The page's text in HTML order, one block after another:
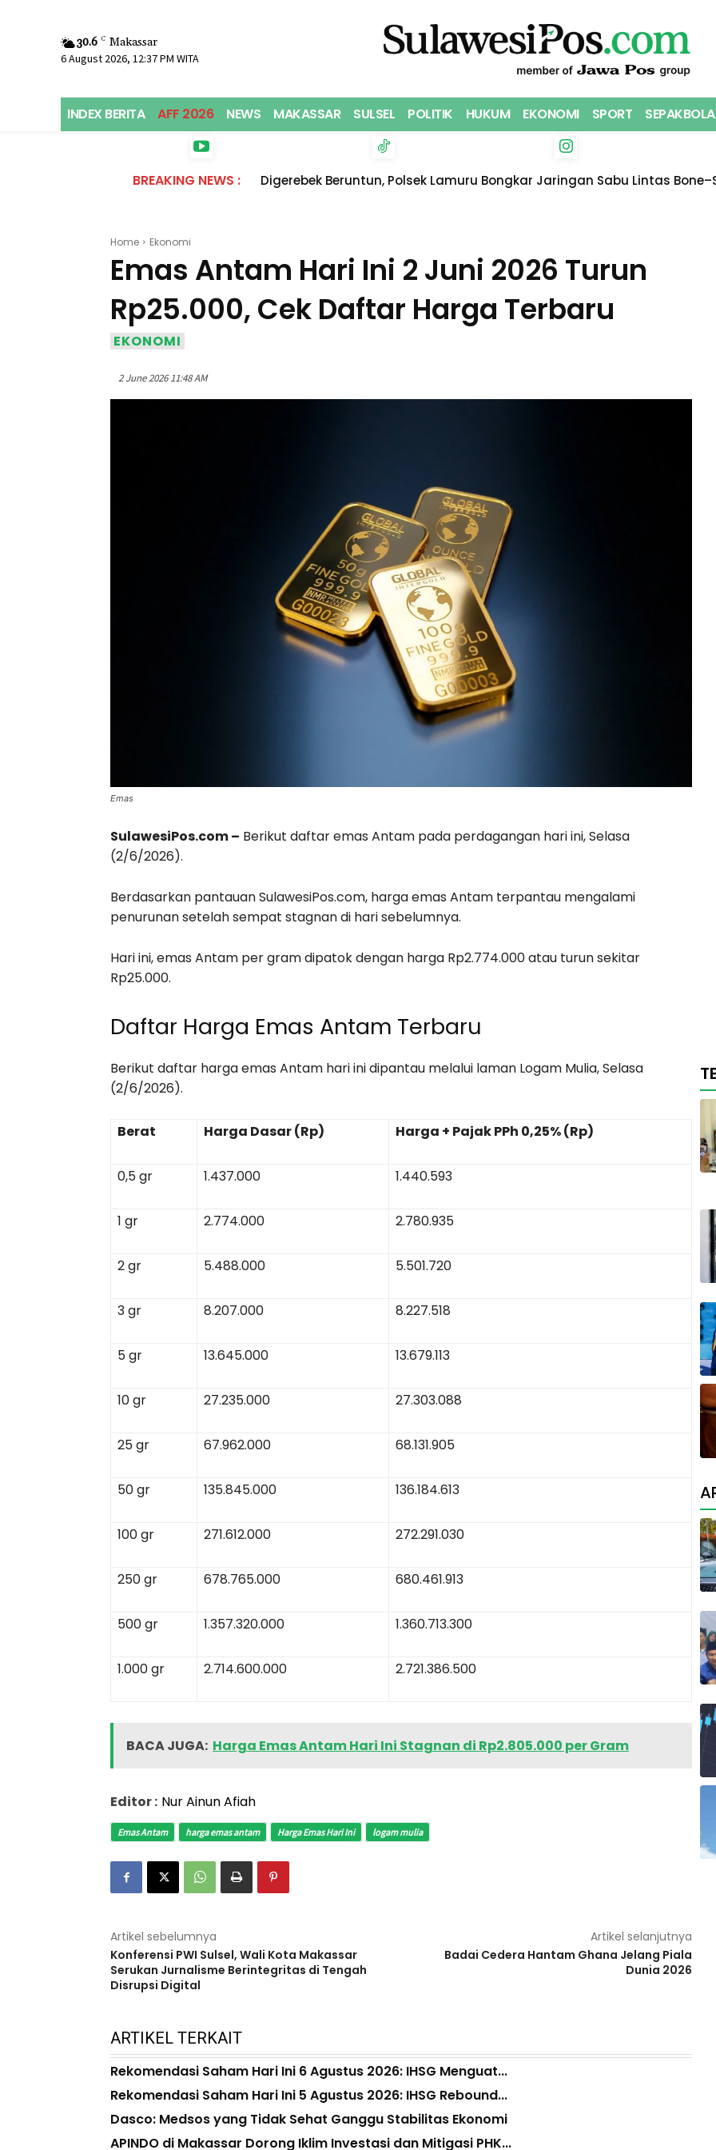
30.6 C Makassar
6 August 2026, 12:37 PM WITA
INDEX BERITA AFF 2026 NEWS MAKASSAR SULSEL POLITIK HUKUM EKONOMI SPORT SEPAKBOLA
BREAKING NEWS :
Digerebek Beruntun, Polsek Lamuru Bongkar Jaringan Sabu Lintas
Home Ekonomi
Emas Antam Hari Ini 2 Juni 2026 Turun
Rp25.000, Cek Daftar Harga Terbaru
EKONOMI
2 June 2026 11:48 AM
Emas
SulawesiPos.com – Berikut daftar emas Antam pada perdagangan hari ini, Selasa
(2/6/2026).
Berdasarkan pantauan SulawesiPos.com, harga emas Antam terpantau mengalami
penurunan setelah sempat stagnan di hari sebelumnya.
Hari ini, emas Antam per gram dipatok dengan harga Rp2.774.000 atau turun sekitar
Rp25.000.
Daftar Harga Emas Antam Terbaru
Berikut daftar harga emas Antam hari ini dipantau melalui laman Logam Mulia, Selasa
(2/6/2026).
Berat Harga Dasar (Rp) Harga + Pajak PPh 0,25% (Rp)
0,5 gr 1.437.000 1.440.593
1 gr 2.774.000 2.780.935
2 gr 5.488.000 5.501.720
3 gr 8.207.000 8.227.518
5 gr 13.645.000 13.679.113
10 gr 27.235.000 27.303.088
25 gr 67.962.000 68.131.905
50 gr 135.845.000 136.184.613
100 gr 271.612.000 272.291.030
250 gr 678.765.000 680.461.913
500 gr 1.357.320.000 1.360.713.300
1.000 gr 2.714.600.000 2.721.386.500
BACA JUGA: Harga Emas Antam Hari Ini Stagnan di Rp2.805.000 per Gram
Editor : Nur Ainun Afiah
Emas Antam harga emas antam Harga Emas Hari Ini logam mulia
Artikel sebelumnya
Konferensi PWI Sulsel, Wali Kota Makassar
Serukan Jurnalisme Berintegritas di Tengah
Disrupsi Digital
Artikel selanjutnya
Badai Cedera Hantam Ghana Jelang Piala
Dunia 2026
ARTIKEL TERKAIT
Rekomendasi Saham Hari Ini 6 Agustus 2026: IHSG Menguat...
Rekomendasi Saham Hari Ini 5 Agustus 2026: IHSG Rebound...
Dasco: Medsos yang Tidak Sehat Ganggu Stabilitas Ekonomi
APINDO di Makassar Dorong Iklim Investasi dan Mitigasi PHK...